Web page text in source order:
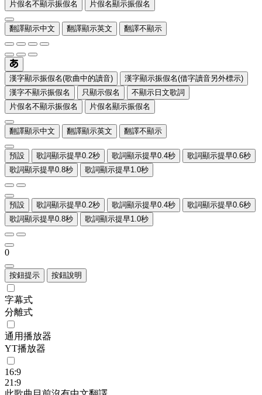
片假名不顯示振假名
片假名顯示振假名
翻譯顯示中文 翻譯顯示英文 翻譯不顯示
漢字顯示振假名(歌曲中的讀音)
漢字顯示振假名(借字讀音另外標示)
漢字不顯示振假名
只顯示假名
不顯示日文歌詞
片假名不顯示振假名
片假名顯示振假名
翻譯顯示中文 翻譯顯示英文 翻譯不顯示
預設 歌詞顯示提早0.2秒 歌詞顯示提早0.4秒
歌詞顯示提早0.6秒
歌詞顯示提早0.8秒
歌詞顯示提早1.0秒
預設 歌詞顯示提早0.2秒 歌詞顯示提早0.4秒
歌詞顯示提早0.6秒
歌詞顯示提早0.8秒
歌詞顯示提早1.0秒
0
按鈕提示 按鈕說明
字幕式
分離式
通用播放器
YT播放器
16:9
21:9